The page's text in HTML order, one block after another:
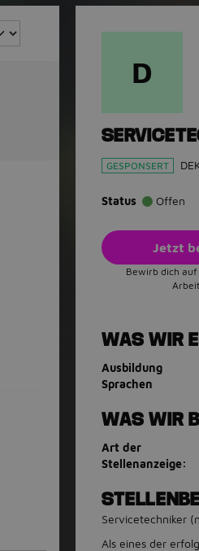
D
GESPONSERT
Status Offen
Jetzt
Bewirb dich auf
WAS WIR
Ausbildung
Sprachen
WAS WIR
Art der
Stellenanzeige:
Servicetechniker
Als eines der